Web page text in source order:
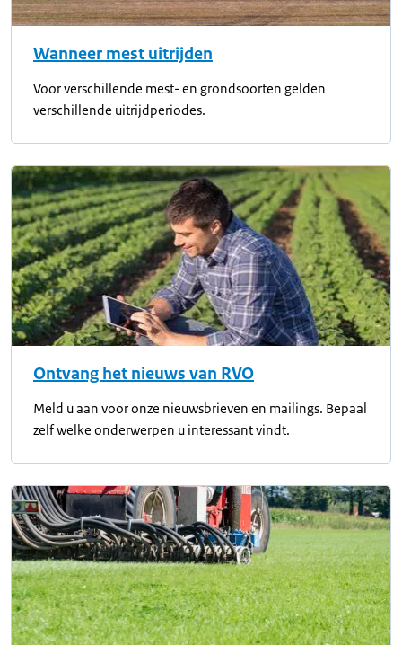
Wanneer mest uitrijden
Voor verschillende mest- en grondsoorten gelden
verschillende uitrijdperiodes.
Ontvang het nieuws van RVO
Meld u aan voor onze nieuwsbrieven en mailings. Bepaal
zelf welke onderwerpen u interessant vindt.